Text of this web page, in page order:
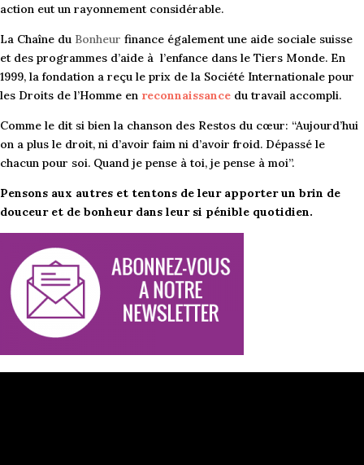
action eut un rayonnement considérable.
La Chaîne du Bonheur finance également une aide sociale suisse
et des programmes d’aide à l’enfance dans le Tiers Monde. En
1999, la fondation a reçu le prix de la Société Internationale pour
les Droits de l’Homme en reconnaissance du travail accompli.
Comme le dit si bien la chanson des Restos du cœur: “Aujourd’hui
on a plus le droit, ni d’avoir faim ni d’avoir froid. Dépassé le
chacun pour soi. Quand je pense à toi, je pense à moi”.
Pensons aux autres et tentons de leur apporter un brin de
douceur et de bonheur dans leur si pénible quotidien.